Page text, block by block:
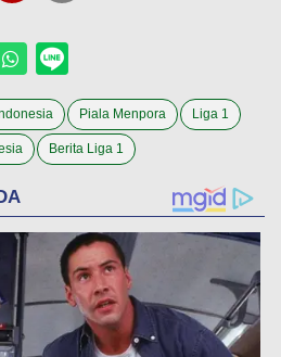
Piala Menpora Liga 1
Berita Liga 1